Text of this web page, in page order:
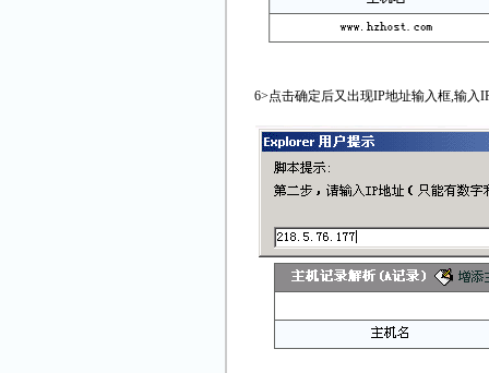
6>点击确定后又出现IP地址输入框,输入